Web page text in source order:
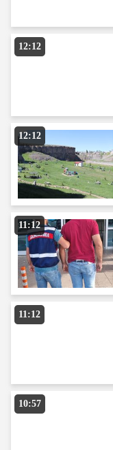
12:12
12:12
11:12
11:12
10:57